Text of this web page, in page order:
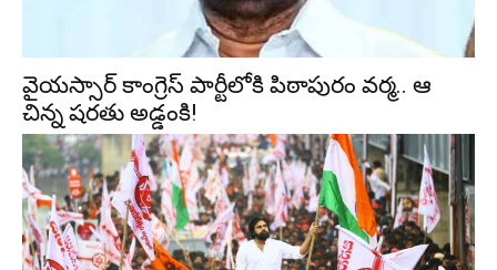
వైయస్సార్ కాంగ్రెస్ పార్టీలోకి పిఠాపురం వర్మ.. ఆ
చిన్న షరతు అడ్డంకి!